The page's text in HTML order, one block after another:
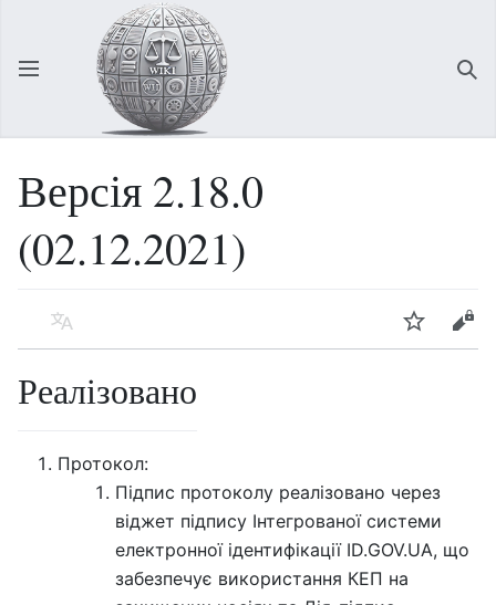
Відкрити головне меню
Версія 2.18.0
(02.12.2021)
Мова Спостерігати Редагувати
Реалізовано
Протокол:
Підпис протоколу реалізовано через
віджет підпису Інтегрованої системи
електронної ідентифікації ID.GOV.UA, що
забезпечує використання КЕП на